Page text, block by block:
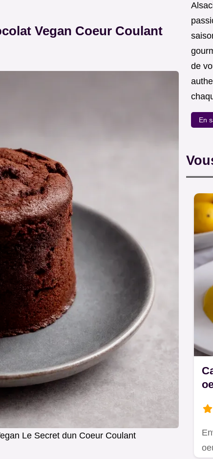
Vegan Coeur Coulant
Le Secret dun Coeur Coulant
de
En